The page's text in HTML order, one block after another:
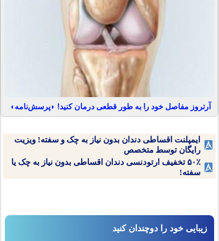
آرتروز مفاصل خود را به طور قطعی درمان کنید! ◗پرسش‌نامه◖
ایمپلنت اقساطی دندان بدون نیاز به چک و سفته! ویزیت
رایگان توسط متخصص
۵۰٪ تخفیف ارتودنسی دندان اقساطی بدون نیاز به چک یا
سفته!
زیبایی خود را دوچندان کنید